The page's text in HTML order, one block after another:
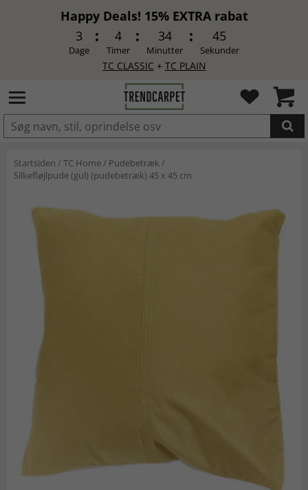
Happy Deals! 15% EXTRA rabat
3
Dage
4
Timer
34
Minutter
45
Sekunder
TC CLASSIC + TC PLAIN
LAGT I INDKØBSKURVEN.
Startsiden /TC Home/ Pudebetræk /
Silkefløjlpude (gul) (pudebetræk) 45 x 45 cm